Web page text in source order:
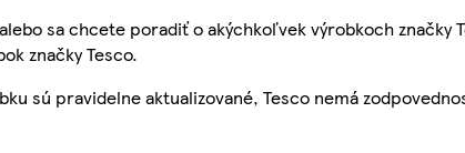
sa chcete poradiť o akýchkoľvek výrobkoch značky
značky Tesco.
sú pravidelne aktualizované, Tesco nemá